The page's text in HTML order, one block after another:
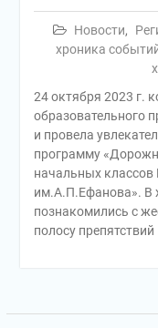
Новости,
хроника
24 октября 2023 г.
образовательного
и провела
программу
начальных
им.А.П.Ефанова». В
познакомились с
полосу препятствий